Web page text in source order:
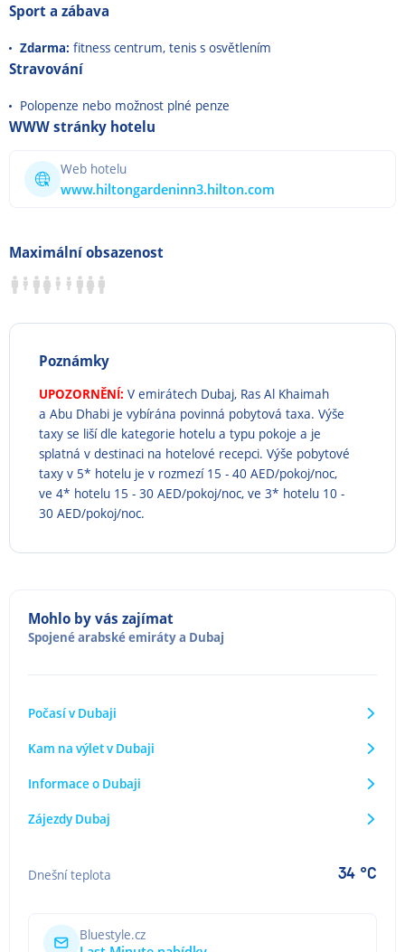
Sport a zábava
Zdarma: fitness centrum, tenis s osvětlením
Stravování
Polopenze nebo možnost plné penze
WWW stránky hotelu
Web hotelu
www.hiltongardeninn3.hilton.com
Maximální obsazenost
Poznámky
UPOZORNĚNÍ: V emirátech Dubaj, Ras Al Khaimah
a Abu Dhabi je vybírána povinná pobytová taxa. Výše
taxy se liší dle kategorie hotelu a typu pokoje a je
splatná v destinaci na hotelové recepci. Výše pobytové
taxy v 5* hotelu je v rozmezí 15 - 40 AED/pokoj/noc,
ve 4* hotelu 15 - 30 AED/pokoj/noc, ve 3* hotelu 10 -
30 AED/pokoj/noc.
Mohlo by vás zajímat
Spojené arabské emirátya Dubaj
Počasí v Dubaji
Kam na výlet v Dubaji
Informace o Dubaji
Zájezdy Dubaj
Dnešní teplota 34 °C
Bluestyle.cz